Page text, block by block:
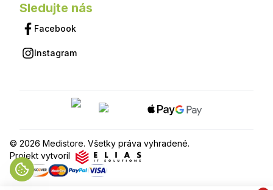
Sledujte nás
Facebook
Instagram
© 2026 Medistore. Všetky práva vyhradené.
Projekt vytvoril